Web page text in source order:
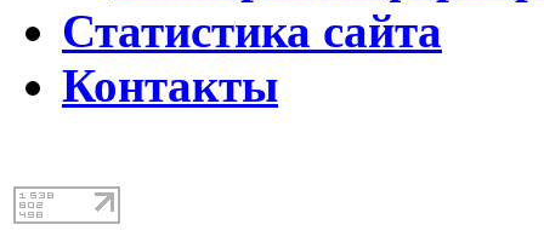
Статистика сайта
Контакты